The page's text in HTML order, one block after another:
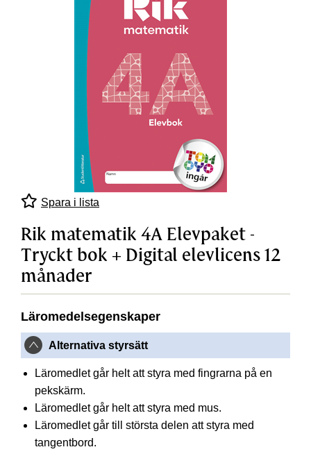
Spara i lista
Rik matematik 4A Elevpaket -
Tryckt bok + Digital elevlicens 12
månader
Läromedelsegenskaper
Alternativa styrsätt
Läromedlet går helt att styra med fingrarna på en
pekskärm.
Läromedlet går helt att styra med mus.
Läromedlet går till största delen att styra med
tangentbord.